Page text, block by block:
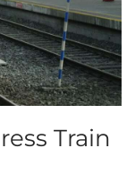
Train